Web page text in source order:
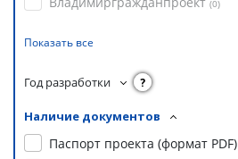
(0)
Показать все
Год разработки ?
Наличие документов
Паспорт проекта (формат PDF)